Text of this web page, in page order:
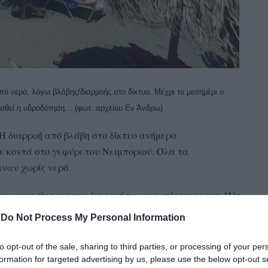
Do Not Process My Personal Information
opt-out of the sale, sharing to third parties, or processing of your
for targeted advertising by us, please use the below opt-out
νερό, λόγω βλάβης/διαρροής στο δίκτυο. Μέχρι το μεσημέρι ο
η υδροδότηση… (φωτ. αρχείου Εν Άνδρω)
διαρροή από βλάβη στο δίκτυο ανήμερα
στο γεφύρι του Νειμποριού. Όλα τα
χωρίς νερό.
εργασίες για την διαρροή που εντοπίστηκε χτες. Ήδη
Μέχρι 12:30 αναμένεται η αποκατάσταση της
επώνυμο σημείωμα του αγανακτισμένου